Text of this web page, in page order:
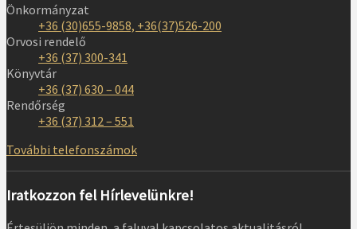
Önkormányzat
+36 (30)655-9858, +36(37)526-200
Orvosi rendelő
+36 (37) 300-341
Könyvtár
+36 (37) 630 – 044
Rendőrség
+36 (37) 312 – 551
További telefonszámok
Iratkozzon fel Hírlevelünkre!